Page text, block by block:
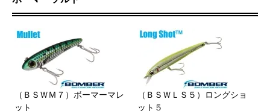
（ＢＳＷＭ７）ボーマーマレ
ット
（ＢＳＷＬＳ５）ロングショ
ット５